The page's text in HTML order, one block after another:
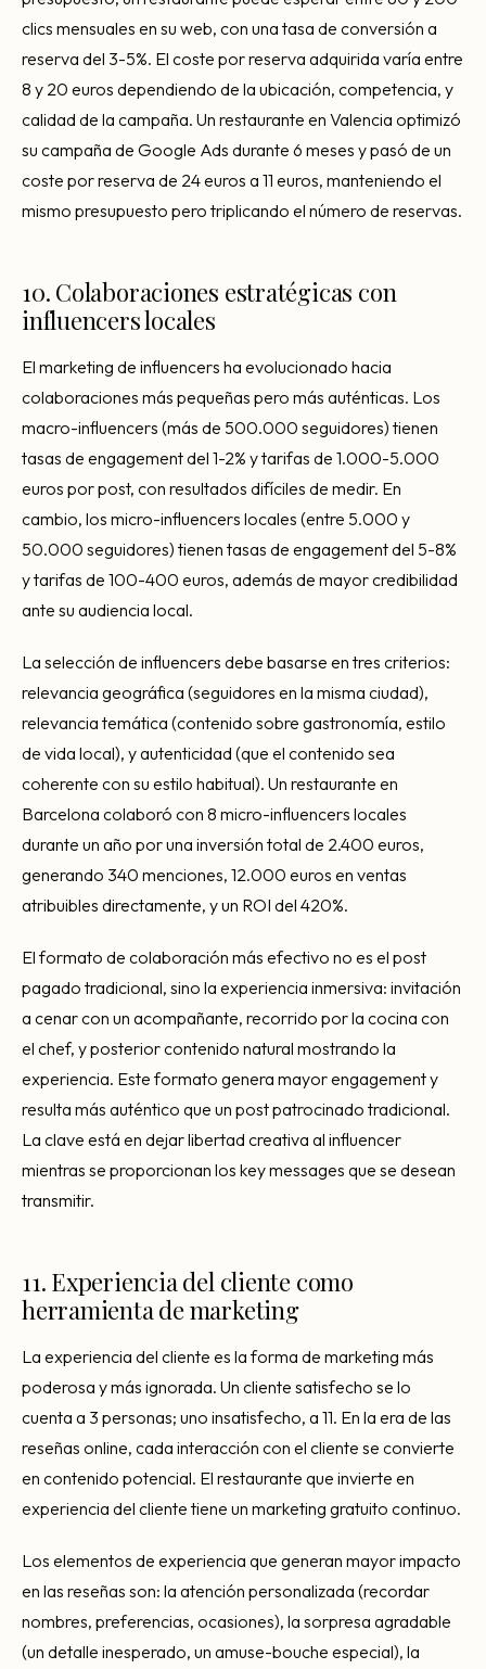
clics mensuales en su web, con una tasa de conversión a
reserva del 3-5%. El coste por reserva adquirida varía entre
8 y 20 euros dependiendo de la ubicación, competencia, y
calidad de la campaña. Un restaurante en Valencia optimizó
su campaña de Google Ads durante 6 meses y pasó de un
coste por reserva de 24 euros a 11 euros, manteniendo el
mismo presupuesto pero triplicando el número de reservas.
10. Colaboraciones estratégicas con
influencers locales
El marketing de influencers ha evolucionado hacia
colaboraciones más pequeñas pero más auténticas. Los
macro-influencers (más de 500.000 seguidores) tienen
tasas de engagement del 1-2% y tarifas de 1.000-5.000
euros por post, con resultados difíciles de medir. En
cambio, los micro-influencers locales (entre 5.000 y
50.000 seguidores) tienen tasas de engagement del 5-8%
y tarifas de 100-400 euros, además de mayor credibilidad
ante su audiencia local.
La selección de influencers debe basarse en tres criterios:
relevancia geográfica (seguidores en la misma ciudad),
relevancia temática (contenido sobre gastronomía, estilo
de vida local), y autenticidad (que el contenido sea
coherente con su estilo habitual). Un restaurante en
Barcelona colaboró con 8 micro-influencers locales
durante un año por una inversión total de 2.400 euros,
generando 340 menciones, 12.000 euros en ventas
atribuibles directamente, y un ROI del 420%.
El formato de colaboración más efectivo no es el post
pagado tradicional, sino la experiencia inmersiva: invitación
a cenar con un acompañante, recorrido por la cocina con
el chef, y posterior contenido natural mostrando la
experiencia. Este formato genera mayor engagement y
resulta más auténtico que un post patrocinado tradicional.
La clave está en dejar libertad creativa al influencer
mientras se proporcionan los key messages que se desean
transmitir.
11. Experiencia del cliente como
herramienta de marketing
La experiencia del cliente es la forma de marketing más
poderosa y más ignorada. Un cliente satisfecho se lo
cuenta a 3 personas; uno insatisfecho, a 11. En la era de las
reseñas online, cada interacción con el cliente se convierte
en contenido potencial. El restaurante que invierte en
experiencia del cliente tiene un marketing gratuito continuo.
Los elementos de experiencia que generan mayor impacto
en las reseñas son: la atención personalizada (recordar
nombres, preferencias, ocasiones), la sorpresa agradable
(un detalle inesperado, un amuse-bouche especial), la